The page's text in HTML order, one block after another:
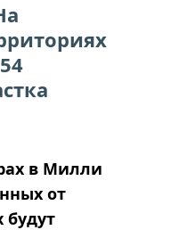
в Милли
от
будут